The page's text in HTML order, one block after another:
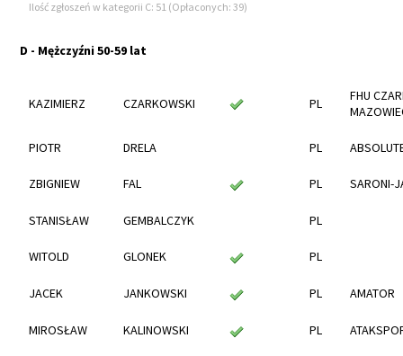
Ilość zgłoszeń w kategorii C: 51 (Opłaconych: 39)
D - Mężczyźni 50-59 lat
KAZIMIERZ CZARKOWSKI PL
FHU
PIOTR DRELA PL
ZBIGNIEW FAL PL SARONI-
STANISŁAW GEMBALCZYK PL
WITOLD GLONEK PL
JACEK JANKOWSKI PL AMATOR
MIROSŁAW KALINOWSKI PL